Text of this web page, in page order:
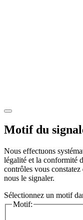
Motif du
Nous effectuons
légalité et la conformité
contrôles vous
nous le signaler.
Sélectionnez un motif
Motif: